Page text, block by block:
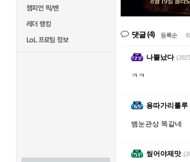
챔피언 픽/밴
레더 랭킹
LoL 프로팀 정보
댓글(4) 등록순
나뿔났다
ㅋㅋ
용따가리룰루
뱀눈관상 똑같네
앂어야제맛